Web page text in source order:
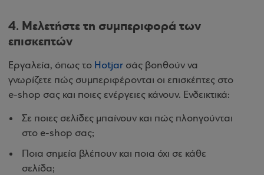
4. Μελετήστε τη συμπεριφορά των
επισκεπτών
Εργαλεία, όπως το Hotjar σάς βοηθούν να
γνωρίζετε πώς συμπεριφέρονται οι επισκέπτες στο
e-shop σας και ποιες ενέργειες κάνουν. Ενδεικτικά:
Σε ποιες σελίδες μπαίνουν και πώς πλοηγούνται
στο e-shop σας;
Ποια σημεία βλέπουν και ποια όχι σε κάθε
σελίδα;